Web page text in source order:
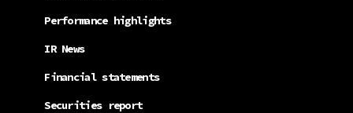
Performance highlights
IR News
Financial statements
Securities report